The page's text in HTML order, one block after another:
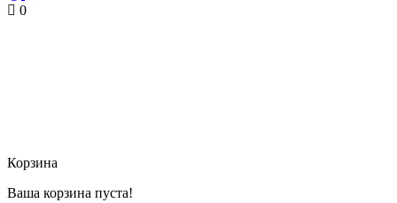
0
Корзина
Ваша корзина пуста!